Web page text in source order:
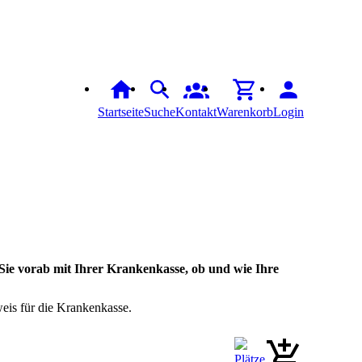
StartseiteSucheKontaktWarenkorbLogin
vorab mit Ihrer Krankenkasse, ob und wie Ihre
für die Krankenkasse.